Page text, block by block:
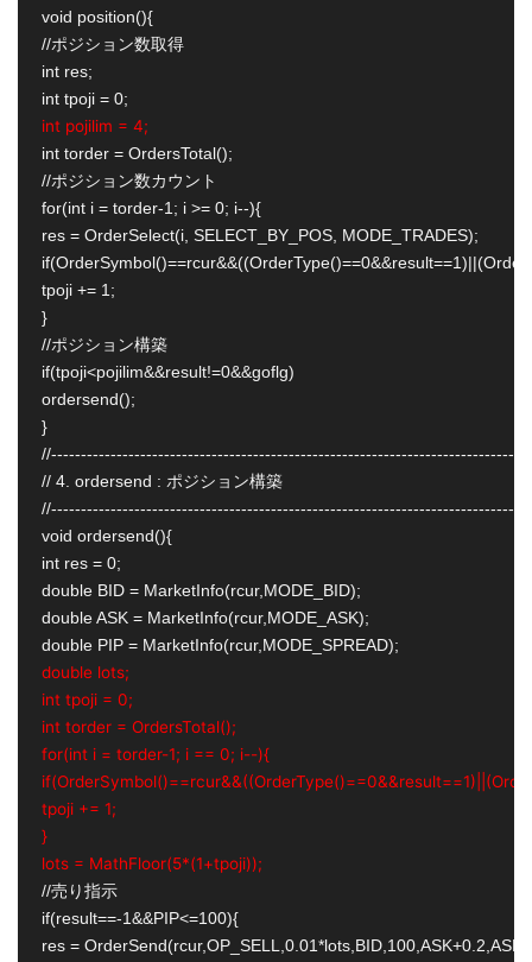
void position(){
//ポジション数取得
int res;
int pojilim = 4;
int torder = OrdersTotal();
//ポジション数カウント
for(int i = torder-1; i >= 0; i--){
res = OrderSelect(i, SELECT_BY_POS, MODE_TRADES);
tpoji += 1;
}
//ポジション構築
if(tpoji<pojilim&&result!=0&&goflg)
ordersend();
}
// 4. ordersend : ポジション構築
void ordersend(){
int res = 0;
double BID = MarketInfo(rcur,MODE_BID);
double ASK = MarketInfo(rcur,MODE_ASK);
double lots;
int tpoji = 0;
int torder = OrdersTotal();
for(int i = torder-1; i == 0; i--){
tpoji += 1;
}
lots = MathFloor(5*(1+tpoji));
//売り指示
if(result==-1&&PIP<=100){
res =